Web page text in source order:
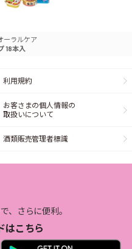
ーラルケア
18本入
利用規約
お客さまの個人情報の
取扱いについて
酒類販売管理者標識
、さらに便利。
はこちら